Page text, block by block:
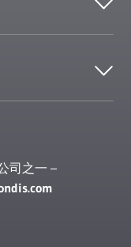
司之一 –